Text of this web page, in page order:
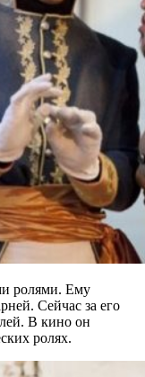
ролями. Ему
Сейчас за его
В кино он
ролях.